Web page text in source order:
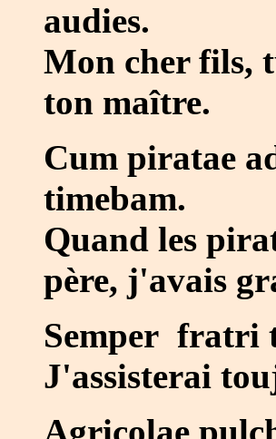
audies.
Mon cher fils,
ton maître.
Cum piratae
timebam.
Quand les
père, j'avais
Semper fratri
J'assisterai